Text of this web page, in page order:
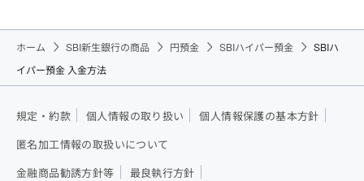
ホーム SBI新生銀行の商品 円預金 SBIハイパー預金
SBIハ
イパー預金 入金方法
規定・約款 個人情報の取り扱い 個人情報保護の基本方針
匿名加工情報の取扱いについて
金融商品勧誘方針等 最良執行方針